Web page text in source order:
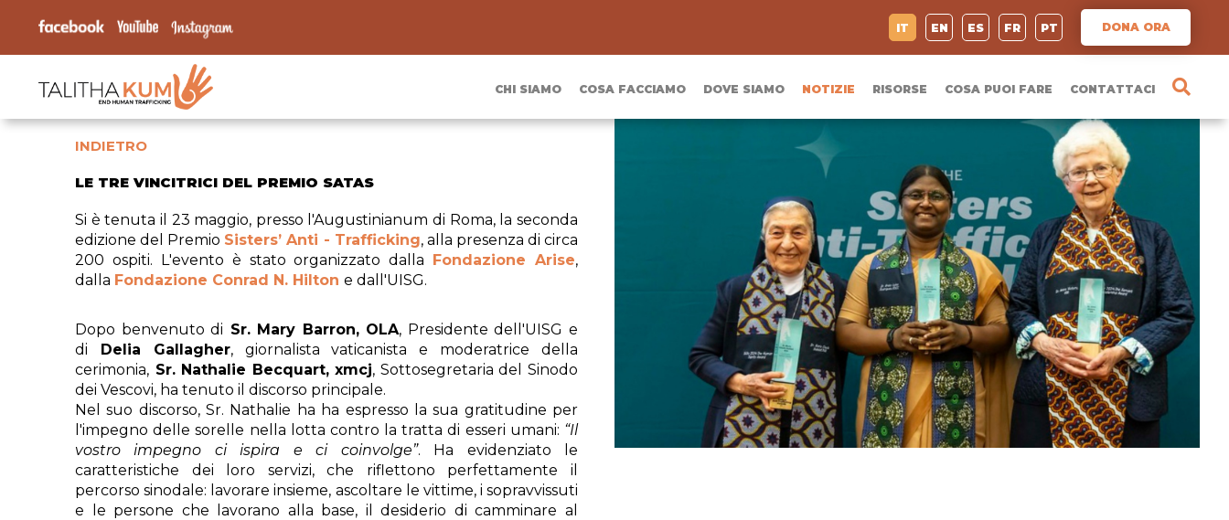
IT EN ES FR PT DONA ORA
CHI SIAMO COSA FACCIAMO DOVE SIAMO NOTIZIE RISORSE COSA PUOI FARE CONTATTACI
INDIETRO
LE TRE VINCITRICI DEL PREMIO SATAS
Si è tenuta il 23 maggio, presso l'Augustinianum di Roma, la seconda
edizione del Premio Sisters’ Anti - Trafficking, alla presenza di circa
200 ospiti. L'evento è stato organizzato dalla Fondazione Arise,
dalla Fondazione Conrad N. Hilton e dall'UISG.
Dopo benvenuto di Sr. Mary Barron, OLA, Presidente dell'UISG e
di Delia Gallagher, giornalista vaticanista e moderatrice della
cerimonia, Sr. Nathalie Becquart, xmcj, Sottosegretaria del Sinodo
dei Vescovi, ha tenuto il discorso principale.
Nel suo discorso, Sr. Nathalie ha ha espresso la sua gratitudine per
l'impegno delle sorelle nella lotta contro la tratta di esseri umani: “Il
vostro impegno ci ispira e ci coinvolge”. Ha evidenziato le
caratteristiche dei loro servizi, che riflettono perfettamente il
percorso sinodale: lavorare insieme, ascoltare le vittime, i sopravvissuti
e le persone che lavorano alla base, il desiderio di camminare al